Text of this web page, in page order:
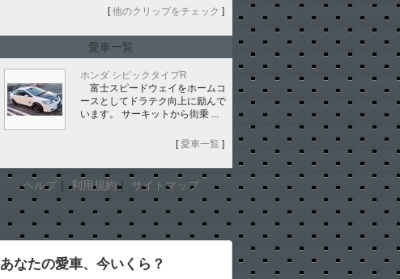
[他のクリップをチェック ]
愛車一覧
ホンダ シビックタイプR
富士スピードウェイをホームコ
ースとしてドラテク向上に励んで
います。 サーキットから街乗 ...
[愛車一覧 ]
ヘルプ ｜利用規約｜ サイトマップ
あなたの愛車、今いくら？